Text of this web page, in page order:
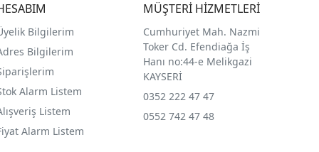
Bilgilerim
Bilgilerim
Alarm Listem
Listem
Alarm Listem
MÜŞTERİ HİZMETLERİ
Cumhuriyet Mah. Nazmi
Toker Cd. Efendiağa İş
Hanı no:44-e Melikgazi
KAYSERİ
0352 222 47 47
0552 742 47 48